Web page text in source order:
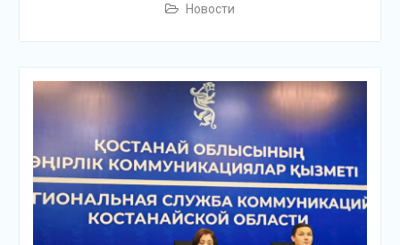
Новости